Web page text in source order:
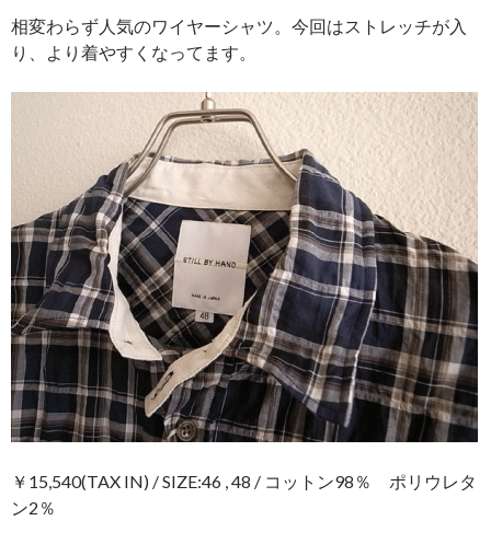
相変わらず人気のワイヤーシャツ。今回はストレッチが入
り、より着やすくなってます。
￥15,540(TAX IN) / SIZE:46 , 48 / コットン98％ ポリウレタ
ン2％